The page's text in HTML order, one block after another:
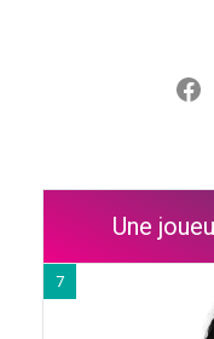
Une
7